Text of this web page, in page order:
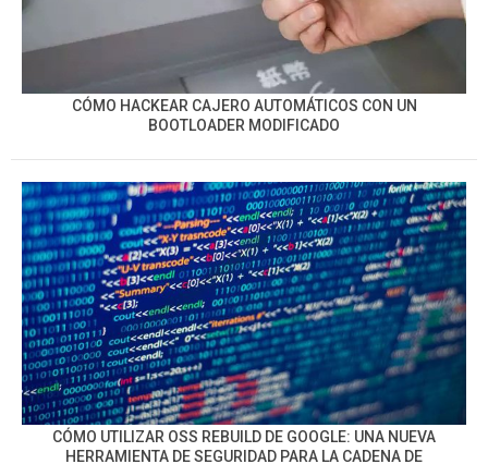
CÓMO HACKEAR CAJERO AUTOMÁTICOS CON UN
BOOTLOADER MODIFICADO
CÓMO UTILIZAR OSS REBUILD DE GOOGLE: UNA NUEVA
HERRAMIENTA DE SEGURIDAD PARA LA CADENA DE